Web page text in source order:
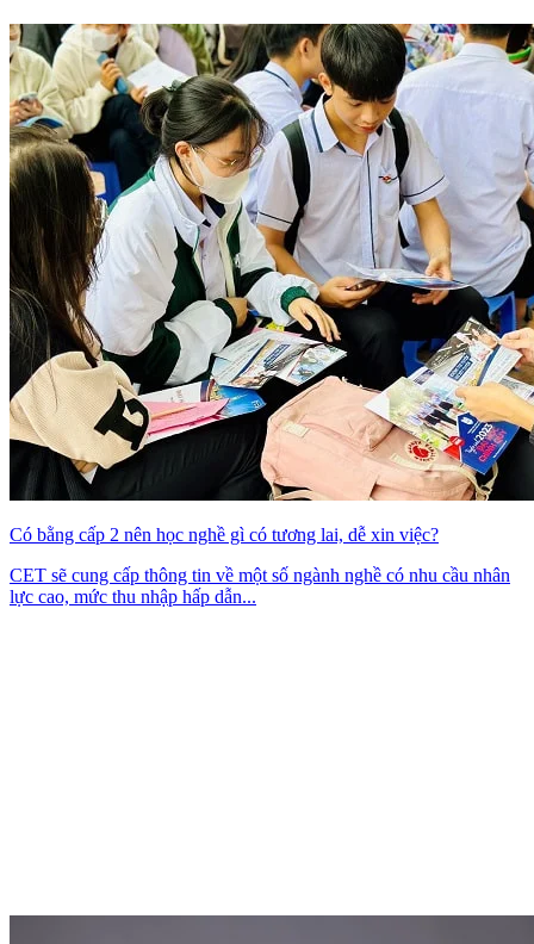
Có bằng cấp 2 nên học nghề gì có tương lai, dễ xin việc?
CET sẽ cung cấp thông tin về một số ngành nghề có nhu cầu nhân
lực cao, mức thu nhập hấp dẫn...